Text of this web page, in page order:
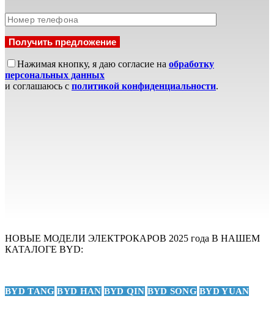
Нажимая кнопку, я даю согласие на обработку
персональных данных
и соглашаюсь с политикой конфиденциальности.
НОВЫЕ МОДЕЛИ ЭЛЕКТРОКАРОВ 2025 года В НАШЕМ
КАТАЛОГЕ BYD:
BYD TANG BYD HAN BYD QIN BYD SONG BYD YUAN